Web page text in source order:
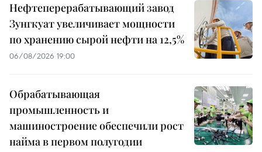
Нефтеперерабатывающий завод
Зунгкуат увеличивает мощности
по хранению сырой нефти на 12,5%
06/08/2026 19:00
Обрабатывающая
промышленность и
машиностроение обеспечили рост
найма в первом полугодии